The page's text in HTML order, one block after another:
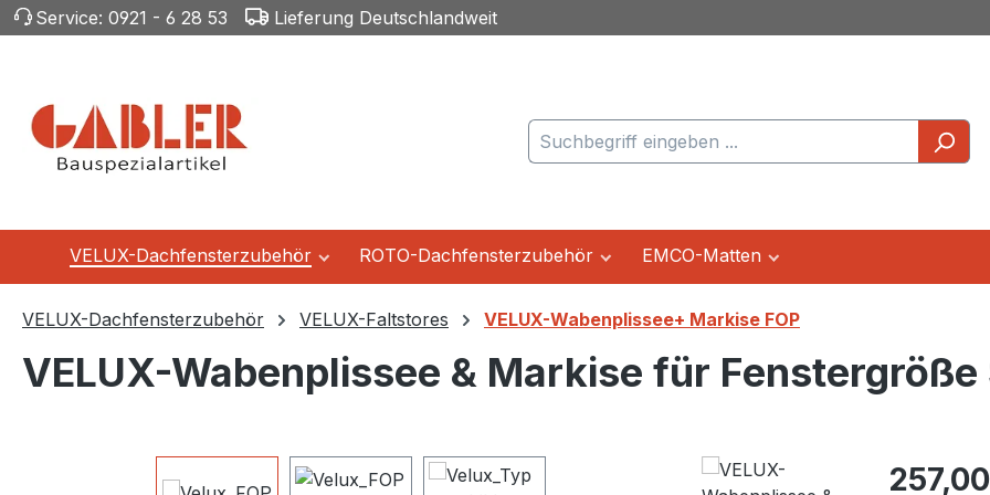
Hauptinhalt springen
Zur Suche springen
Zur Hauptnavigation springen
Service: 0921 - 6 28 53 Lieferung Deutschlandweit
VELUX-Dachfensterzubehör ROTO-Dachfensterzubehör EMCO-Matten
VELUX-Dachfensterzubehör VELUX-Faltstores VELUX-Wabenplissee+ Markise FOP
VELUX-Wabenplissee & Markise für Fenstergröße
Regulärer